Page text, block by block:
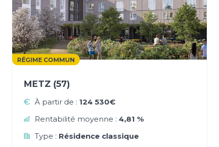
RÉGIME COMMUN
METZ (57)
À partir de : 124 530€
Rentabilité moyenne : 4,81 %
Type : Résidence classique